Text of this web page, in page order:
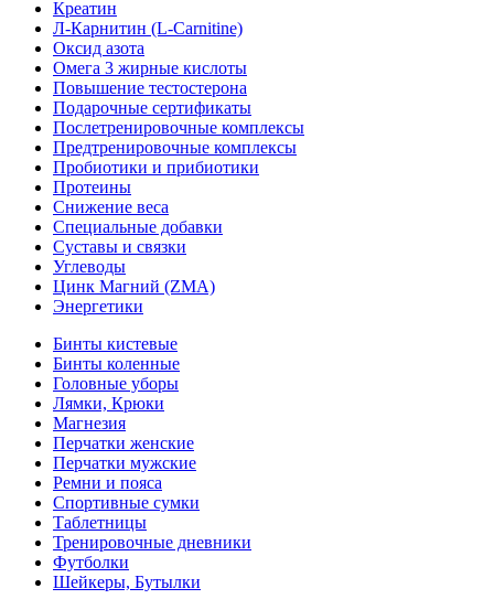
Креатин
Л-Карнитин (L-Сarnitine)
Оксид азота
Омега 3 жирные кислоты
Повышение тестостерона
Подарочные сертификаты
Послетренировочные комплексы
Предтренировочные комплексы
Пробиотики и прибиотики
Протеины
Снижение веса
Специальные добавки
Суставы и связки
Углеводы
Цинк Магний (ZMA)
Энергетики
Бинты кистевые
Бинты коленные
Головные уборы
Лямки, Крюки
Магнезия
Перчатки женские
Перчатки мужские
Ремни и пояса
Спортивные сумки
Таблетницы
Тренировочные дневники
Футболки
Шейкеры, Бутылки